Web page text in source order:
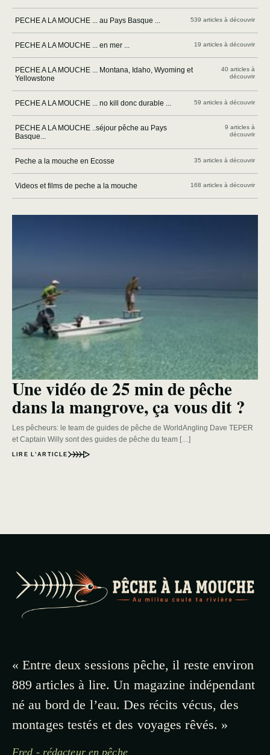
PECHE A LA MOUCHE ... au Pays Basque ... 539 articles à découvrir
PECHE A LA MOUCHE ... en mer ... 19 articles à découvrir
PECHE A LA MOUCHE ... Montana, Idaho, Wyoming et
Yellowstone
40 articles à
découvrir
PECHE A LA MOUCHE ... no kill donc durable ... 59 articles à découvrir
PECHE A LA MOUCHE ..séjour pêche au Pays
Basque...
9 articles à
découvrir
Peche a la mouche en Ecosse 35 articles à découvrir
Videos et films de peche a la mouche 168 articles à découvrir
Une vidéo de 25 min de pêche
dans la mangrove, ça vous dit ?
Les pêcheurs: le team de guides de pêche de WorldAngling Dave TEPER
et Captain Willy sont des guides de pêche du team […]
LIRE L’ARTICLE
« Entre deux sessions pêche, il reste environ
889 articles à lire. Un magazine indépendant
né au bord de l’eau. Des récits vécus, des
montages testés et des voyages rêvés. »
Fred - rédacteur en pêche